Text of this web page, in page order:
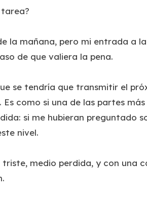
la mañana, pero mi entrada a
de que valiera la pena.
se tendría que transmitir el
como si una de las partes
si me hubieran preguntado
nivel.
triste, medio perdida, y con una